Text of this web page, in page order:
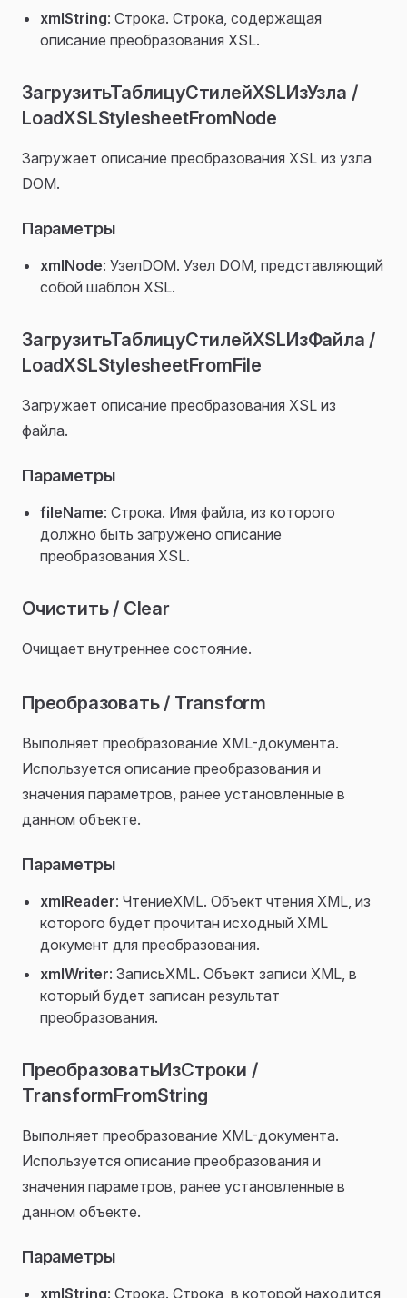
xmlString: Строка. Строка, содержащая
описание преобразования XSL.
ЗагрузитьТаблицуСтилейXSLИзУзла /
LoadXSLStylesheetFromNode
Загружает описание преобразования XSL из узла
DOM.
Параметры
xmlNode: УзелDOM. Узел DOM, представляющий
собой шаблон XSL.
ЗагрузитьТаблицуСтилейXSLИзФайла /
LoadXSLStylesheetFromFile
Загружает описание преобразования XSL из
файла.
Параметры
fileName: Строка. Имя файла, из которого
должно быть загружено описание
преобразования XSL.
Очистить / Clear
Очищает внутреннее состояние.
Преобразовать / Transform
Выполняет преобразование XML-документа.
Используется описание преобразования и
значения параметров, ранее установленные в
данном объекте.
Параметры
xmlReader: ЧтениеXML. Объект чтения XML, из
которого будет прочитан исходный XML
документ для преобразования.
xmlWriter: ЗаписьXML. Объект записи XML, в
который будет записан результат
преобразования.
ПреобразоватьИзСтроки /
TransformFromString
Выполняет преобразование XML-документа.
Используется описание преобразования и
значения параметров, ранее установленные в
данном объекте.
Параметры
xmlString: Строка. Строка, в которой находится